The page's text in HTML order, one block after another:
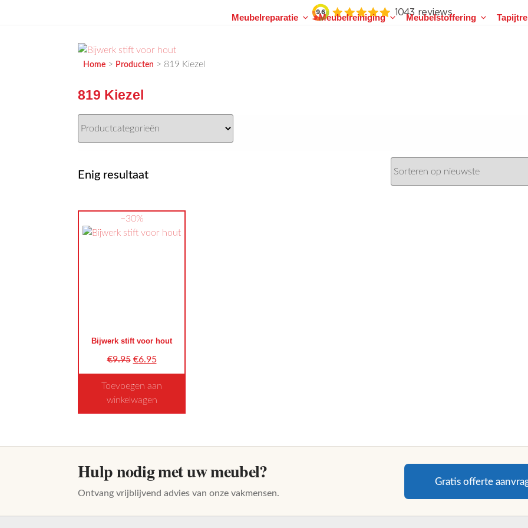
MEUBELVISIE
Passie voor meubels
Meubelreparatie Meubelreiniging Meubelstoffering
Home > Producten > 819 Kiezel
819 Kiezel
Enig resultaat
−30%
Bijwerk stift voor hout
€9.95 Oorspronkelijke
prijs
was:
€9.95.
€6.95Huidige
prijs
is:
€6.95.
Toevoegen aan
winkelwagen
heeft
variaties.
Deze
kan
Hulp nodig met uw meubel?
Ontvang vrijblijvend advies van onze vakmensen.
Gratis offerte